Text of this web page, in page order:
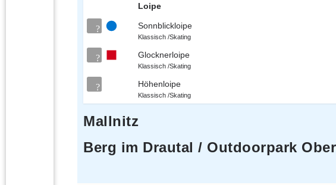
Loipe
Sonnblickloipe
Klassisch /Skating
Glocknerloipe
Klassisch /Skating
Höhenloipe
Klassisch /Skating
Mallnitz
Berg im Drautal / Outdoorpark